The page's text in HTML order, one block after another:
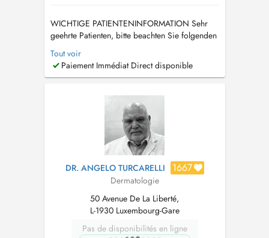
WICHTIGE PATIENTENINFORMATION Sehr
geehrte Patienten, bitte beachten Sie folgenden
Hinweis! Ab dem 01.06.2026 ändert sich
meine Praxisadresse in Luxemburg. Neue
Adresse: 88 rue de Rue du Cimetière
Bitte klingeln Sie bei Cabinet Dermato. Termine
Tout voir
Paiement Immédiat Direct disponible
DR. ANGELO TURCARELLI 1667
Dermatologie
50 Avenue De La Liberté,
L-1930 Luxembourg-Gare
Pas de disponibilités en ligne